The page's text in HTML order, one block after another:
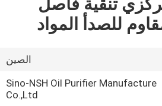
للصدأ المواد
الصين
Sino-NSH Oil Purifier Manufacture
Co.,Ltd